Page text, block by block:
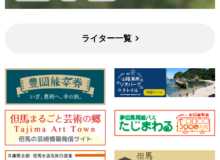
ライター一覧